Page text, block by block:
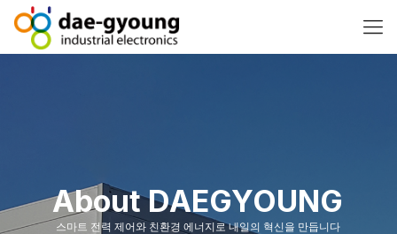
About DAEGYOUNG
스마트 전력 제어와 친환경 에너지로 내일의 혁신을 만듭니다